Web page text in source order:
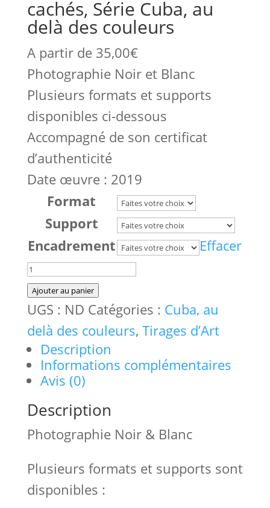
cachés, Série Cuba, au
delà des couleurs
A partir de 35,00€
Photographie Noir et Blanc
Plusieurs formats et supports
disponibles ci-dessous
Accompagné de son certificat
d’authenticité
Date œuvre : 2019
Format
Support
Encadrement
Effacer
quantité
de
Vivons
heureux,
vivons
cachés,
Cuba,
au
des
couleurs
Ajouter au panier
UGS : ND Catégories : Cuba, au
delà des couleurs, Tirages d’Art
Description
Informations complémentaires
Avis (0)
Description
Photographie Noir & Blanc
Plusieurs formats et supports sont
disponibles :